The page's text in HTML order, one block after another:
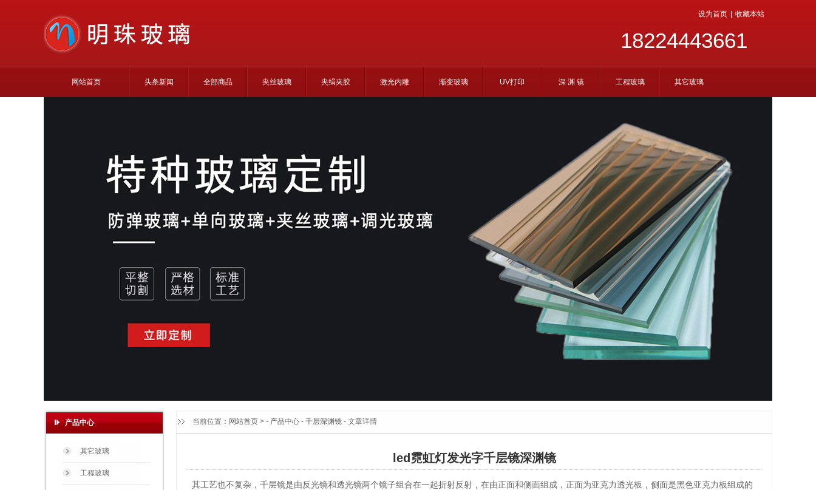
设为首页 收藏本站
18224443661
网站首页 头条新闻 全部商品 夹丝玻璃 夹绢夹胶 激光内雕 渐变玻璃 UV打印 深 渊 镜 工程玻璃 其它玻璃
产品中心
其它玻璃
工程玻璃
当前位置： 网站首页 > - 产品中心 - 千层深渊镜 - 文章详情
led霓虹灯发光字千层镜深渊镜
其工艺也不复杂，千层镜是由反光镜和透光镜两个镜子组合在一起折射反射，在由正面和侧面组成，正面为亚克力透光板，侧面是黑色亚克力板组成的